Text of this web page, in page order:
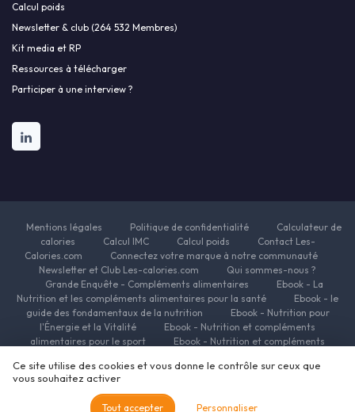
Calcul poids
Newsletter & club (264 532 Membres)
Kit media et RP
Ressources à télécharger
Participer à une interview ?
Mentions légales Politique de confidentialité
Calculateur de
calories
Calcul IMC Calcul poids
Contact Les-
Calories.com
Connectez votre marque à notre communauté
Newsletter et Club Les-calories.com
Qui sommes-nous ?
Grande Enquête - Compléments alimentaires
Ebook - La
Nutrition et les compléments alimentaires pour la santé
Ebook - le
guide des fondamentaux de la nutrition
Ebook - Nutrition pour
l'Énergie et la Vitalité
Ebook - Nutrition et compléments
alimentaires pour le sport
Ebook - Nutrition et compléments
alimentaires pour la minceur
Ressources Nutrition et Compléments
© Les-calories.com 2026
Ce site utilise des cookies et vous donne le contrôle sur ceux que
vous souhaitez activer
Tout accepter Personnaliser